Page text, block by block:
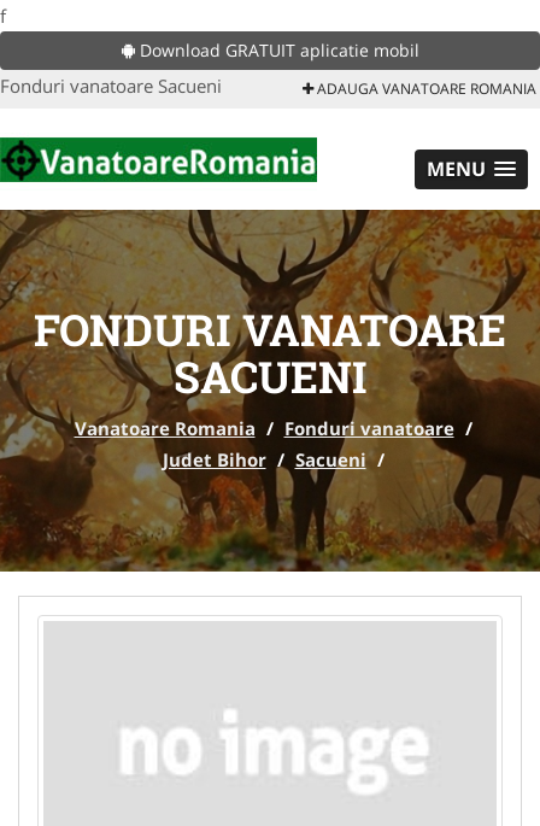
f
Download GRATUIT aplicatie mobil
Fonduri vanatoare Sacueni ADAUGA VANATOARE ROMANIA
MENU
FONDURI VANATOARE
SACUENI
Vanatoare Romania / Fonduri vanatoare /
Judet Bihor / Sacueni /